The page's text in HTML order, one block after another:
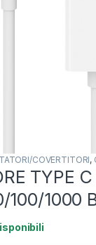
COVERTITORI,
TYPE
100/1000